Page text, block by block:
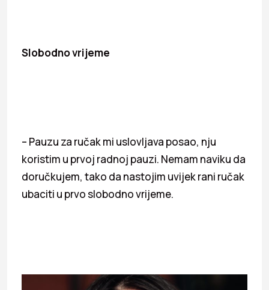
Slobodno vrijeme
– Pauzu za ručak mi uslovljava posao, nju
koristim u prvoj radnoj pauzi. Nemam naviku da
doručkujem, tako da nastojim uvijek rani ručak
ubaciti u prvo slobodno vrijeme.